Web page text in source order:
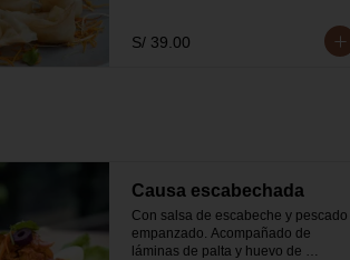
S/ 39.00
Causa escabechada
Con salsa de escabeche y pescado
empanzado. Acompañado de
láminas de palta y huevo de